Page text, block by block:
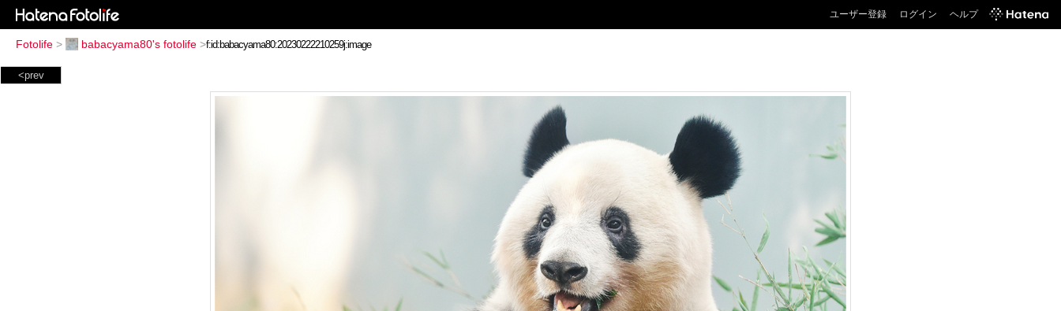
ユーザー登録 ログイン ヘルプ
Fotolife > babacyama80's fotolife >
<prev